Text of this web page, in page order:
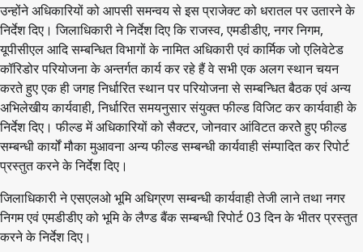
उन्होंने अधिकारियों को आपसी समन्वय से इस प्राजेक्ट को धरातल पर उतारने के
निर्देश दिए। जिलाधिकारी ने निर्देश दिए कि राजस्व, एमडीडीए, नगर निगम,
यूपीसीएल आदि सम्बन्धित विभागों के नामित अधिकारी एवं कार्मिक जो एलिवेटेड
कॉरिडोर परियोजना के अन्तर्गत कार्य कर रहे हैं वे सभी एक अलग स्थान चयन
करते हुए एक ही जगह निर्धारित स्थान पर परियोजना से सम्बन्धित बैठक एवं अन्य
अभिलेखीय कार्यवाही, निर्धारित समयनुसार संयुक्त फील्ड विजिट कर कार्यवाही के
निर्देश दिए। फील्ड में अधिकारियों को सैक्टर, जोनवार आंविटत करतेे हुए फील्ड
सम्बन्धी कार्यों मौका मुआवना अन्य फील्ड सम्बन्धी कार्यवाही संम्पादित कर रिपोर्ट
प्रस्तुत करने के निर्देश दिए।
जिलाधिकारी ने एसएलओ भूमि अधिग्रण सम्बन्धी कार्यवाही तेजी लाने तथा नगर
निगम एवं एमडीडीए को भूमि के लैण्ड बैंक सम्बन्धी रिपोर्ट 03 दिन के भीतर प्रस्तुत
करने के निर्देश दिए।